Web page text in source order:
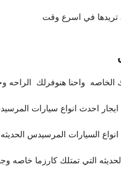
تريدها في اسرع وقت
واحنا هنوفرلك الراحه
احدث انواع سيارات
السيارات المرسيدس الحديثه
التي تمتلك كارزما خاصه